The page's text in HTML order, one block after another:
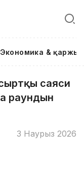
Экономика & қаржы
саяси
раундын
3 Наурыз 2026